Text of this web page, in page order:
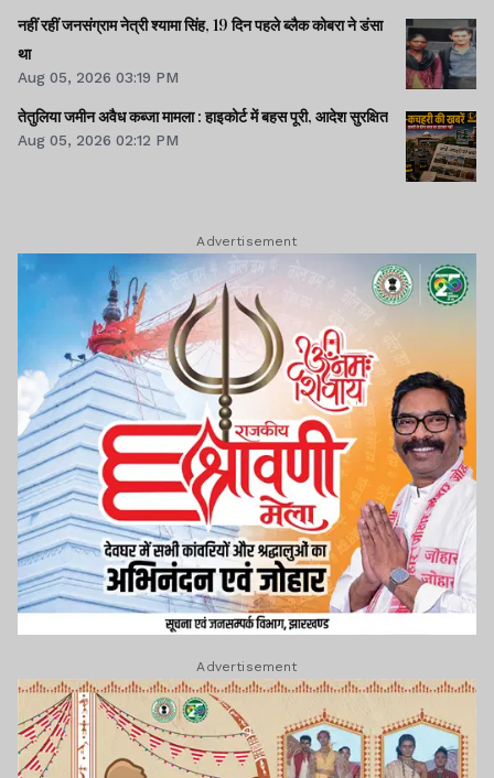
नहीं रहीं जनसंग्राम नेत्री श्‍यामा सिंह, 19 दिन पहले ब्‍लैक कोबरा ने डंसा
था
Aug 05, 2026 03:19 PM
तेतुलिया जमीन अवैध कब्जा मामला : हाइकोर्ट में बहस पूरी, आदेश सुरक्षित
Aug 05, 2026 02:12 PM
Advertisement
Advertisement